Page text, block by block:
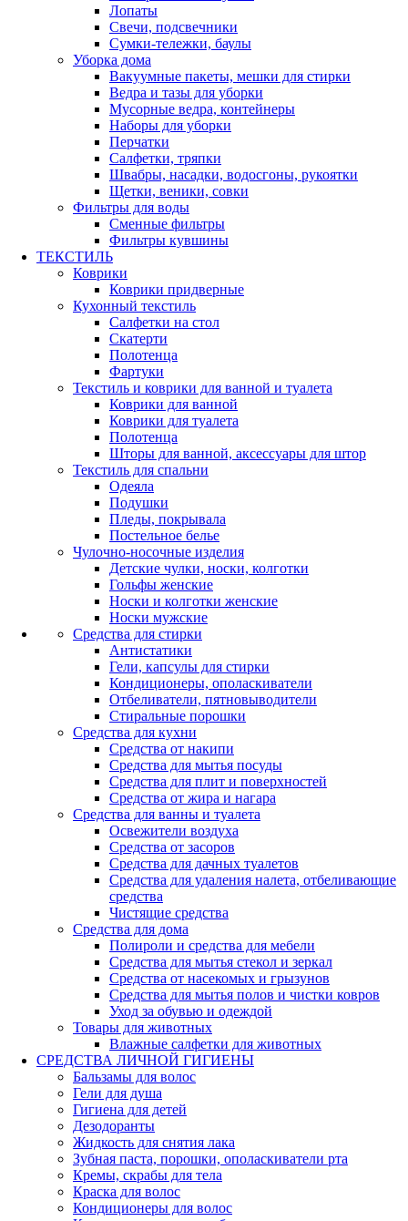
Лопаты
Свечи, подсвечники
Сумки-тележки, баулы
Уборка дома
Вакуумные пакеты, мешки для стирки
Ведра и тазы для уборки
Мусорные ведра, контейнеры
Наборы для уборки
Перчатки
Салфетки, тряпки
Швабры, насадки, водосгоны, рукоятки
Щетки, веники, совки
Фильтры для воды
Сменные фильтры
Фильтры кувшины
ТЕКСТИЛЬ
Коврики
Коврики придверные
Кухонный текстиль
Салфетки на стол
Скатерти
Полотенца
Фартуки
Текстиль и коврики для ванной и туалета
Коврики для ванной
Коврики для туалета
Полотенца
Шторы для ванной, аксессуары для штор
Текстиль для спальни
Одеяла
Подушки
Пледы, покрывала
Постельное белье
Чулочно-носочные изделия
Детские чулки, носки, колготки
Гольфы женские
Носки и колготки женские
Носки мужские
Средства для стирки
Антистатики
Гели, капсулы для стирки
Кондиционеры, ополаскиватели
Отбеливатели, пятновыводители
Стиральные порошки
Средства для кухни
Средства от накипи
Средства для мытья посуды
Средства для плит и поверхностей
Средства от жира и нагара
Средства для ванны и туалета
Освежители воздуха
Средства от засоров
Средства для дачных туалетов
Средства для удаления налета, отбеливающие
средства
Чистящие средства
Средства для дома
Полироли и средства для мебели
Средства для мытья стекол и зеркал
Средства от насекомых и грызунов
Средства для мытья полов и чистки ковров
Уход за обувью и одеждой
Товары для животных
Влажные салфетки для животных
СРЕДСТВА ЛИЧНОЙ ГИГИЕНЫ
Бальзамы для волос
Гели для душа
Гигиена для детей
Дезодоранты
Жидкость для снятия лака
Зубная паста, порошки, ополаскиватели рта
Кремы, скрабы для тела
Краска для волос
Кондиционеры для волос